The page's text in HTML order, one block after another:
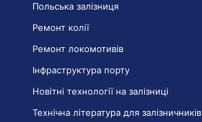
Польська залізниця
Ремонт колії
Ремонт локомотивів
Інфраструктура порту
Новітні технології на залізниці
Технічна література для залізничників